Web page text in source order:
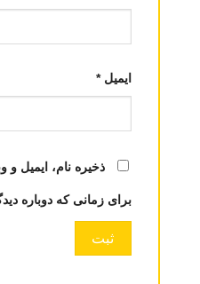
ایمیل*
ذخیره نام، ایمیل
برای زمانی که دوباره